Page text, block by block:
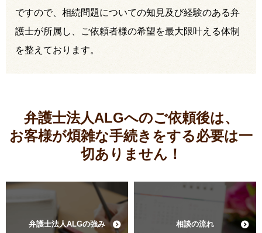
ですので、相続問題についての知見及び経験のある弁
護士が所属し、ご依頼者様の希望を最大限叶える体制
を整えております。
弁護士法人ALGへのご依頼後は、
お客様が煩雑な手続きをする必要は一
切ありません！
弁護士法人ALGの強み 相談の流れ